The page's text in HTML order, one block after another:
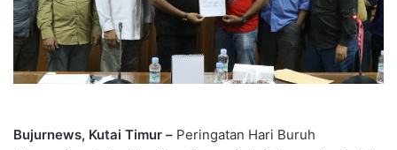
Bujurnews, Kutai Timur – Peringatan Hari Buruh